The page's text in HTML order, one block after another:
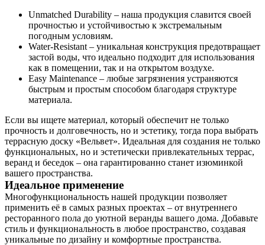
Unmatched Durability – наша продукция славится своей
прочностью и устойчивостью к экстремальным
погодным условиям.
Water-Resistant – уникальная конструкция предотвращает
застой воды, что идеально подходит для использования
как в помещении, так и на открытом воздухе.
Easy Maintenance – любые загрязнения устраняются
быстрым и простым способом благодаря структуре
материала.
Если вы ищете материал, который обеспечит не только
прочность и долговечность, но и эстетику, тогда пора выбрать
террасную доску «Вельвет». Идеальная для создания не только
функциональных, но и эстетически привлекательных террас,
веранд и беседок – она гарантированно станет изюминкой
вашего пространства.
Идеальное применение
Многофункциональность нашей продукции позволяет
применить её в самых разных проектах – от внутреннего
ресторанного пола до уютной веранды вашего дома. Добавьте
стиль и функциональность в любое пространство, создавая
уникальные по дизайну и комфортные пространства.